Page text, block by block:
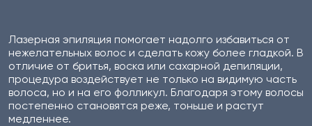
Лазерная эпиляция помогает надолго избавиться от
нежелательных волос и сделать кожу более гладкой. В
отличие от бритья, воска или сахарной депиляции,
процедура воздействует не только на видимую часть
волоса, но и на его фолликул. Благодаря этому волосы
постепенно становятся реже, тоньше и растут
медленнее.